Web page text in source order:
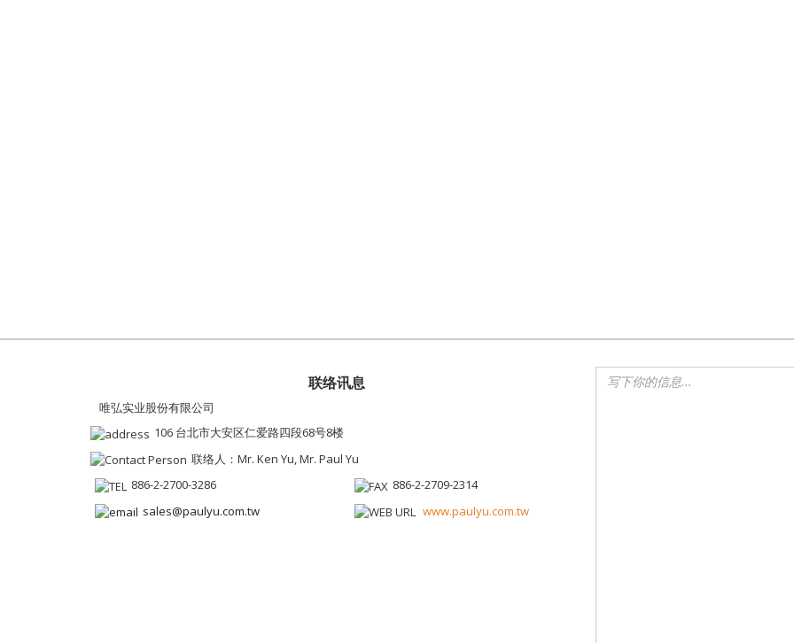
联络讯息
唯弘实业股份有限公司
106 台北市大安区仁爱路四段68号8楼
联络人：Mr. Ken Yu, Mr. Paul Yu
886-2-2700-3286
886-2-2709-2314
sales@paulyu.com.tw
www.paulyu.com.tw